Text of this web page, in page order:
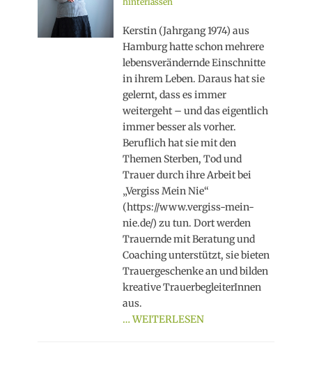
Kerstin (Jahrgang 1974) aus
Hamburg hatte schon mehrere
lebensverändernde Einschnitte
in ihrem Leben. Daraus hat sie
gelernt, dass es immer
weitergeht – und das eigentlich
immer besser als vorher.
Beruflich hat sie mit den
Themen Sterben, Tod und
Trauer durch ihre Arbeit bei
„Vergiss Mein Nie“
(https://www.vergiss-mein-
nie.de/) zu tun. Dort werden
Trauernde mit Beratung und
Coaching unterstützt, sie bieten
Trauergeschenke an und bilden
kreative TrauerbegleiterInnen
aus.
… WEITERLESEN